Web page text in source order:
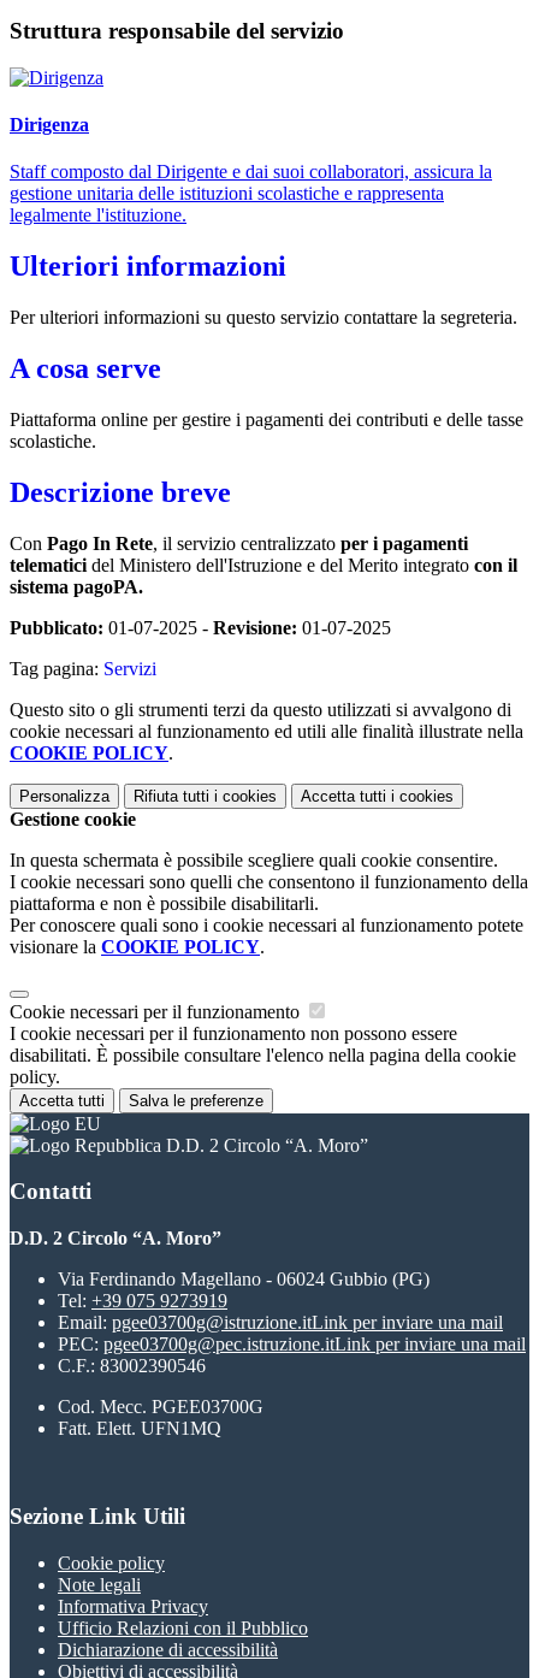
Struttura responsabile del servizio
Dirigenza
Staff composto dal Dirigente e dai suoi collaboratori, assicura la
gestione unitaria delle istituzioni scolastiche e rappresenta
legalmente l'istituzione.
Ulteriori informazioni
Per ulteriori informazioni su questo servizio contattare la segreteria.
A cosa serve
Piattaforma online per gestire i pagamenti dei contributi e delle tasse
scolastiche.
Descrizione breve
Con Pago In Rete, il servizio centralizzato per i pagamenti
telematici del Ministero dell'Istruzione e del Merito integrato con il
sistema pagoPA.
Pubblicato: 01-07-2025 - Revisione: 01-07-2025
Tag pagina: Servizi
Questo sito o gli strumenti terzi da questo utilizzati si avvalgono di
cookie necessari al funzionamento ed utili alle finalità illustrate nella
COOKIE POLICY.
Personalizza Rifiuta tutti i cookies Accetta tutti i cookies
Gestione cookie
In questa schermata è possibile scegliere quali cookie consentire.
I cookie necessari sono quelli che consentono il funzionamento della
piattaforma e non è possibile disabilitarli.
Per conoscere quali sono i cookie necessari al funzionamento potete
visionare la COOKIE POLICY.
Cookie necessari per il funzionamento
I cookie necessari per il funzionamento non possono essere
disabilitati. È possibile consultare l'elenco nella pagina della cookie
policy.
Accetta tutti Salva le preferenze
D.D. 2 Circolo “A. Moro”
Contatti
D.D. 2 Circolo “A. Moro”
Via Ferdinando Magellano - 06024 Gubbio (PG)
Tel: +39 075 9273919
Email: pgee03700g@istruzione.itLink per inviare una mail
PEC: pgee03700g@pec.istruzione.itLink per inviare una mail
C.F.: 83002390546
Cod. Mecc. PGEE03700G
Fatt. Elett. UFN1MQ
Sezione Link Utili
Cookie policy
Note legali
Informativa Privacy
Ufficio Relazioni con il Pubblico
Dichiarazione di accessibilità
Obiettivi di accessibilità